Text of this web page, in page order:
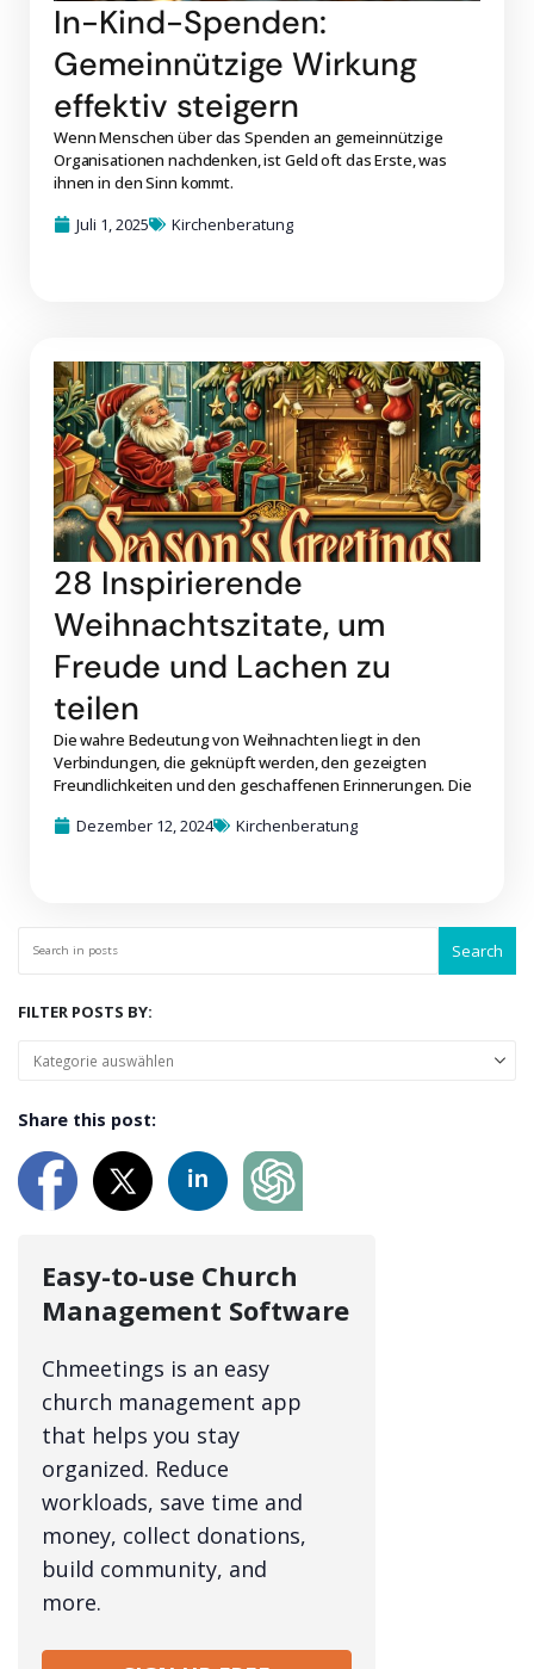
In-Kind-Spenden:
Gemeinnützige Wirkung
effektiv steigern
Wenn Menschen über das Spenden an gemeinnützige
Organisationen nachdenken, ist Geld oft das Erste, was
ihnen in den Sinn kommt.
Juli 1, 2025
Kirchenberatung
28 Inspirierende
Weihnachtszitate, um
Freude und Lachen zu
teilen
Die wahre Bedeutung von Weihnachten liegt in den
Verbindungen, die geknüpft werden, den gezeigten
Freundlichkeiten und den geschaffenen Erinnerungen. Die
Dezember 12, 2024
Kirchenberatung
Search
FILTER POSTS BY:
Share this post:
Easy-to-use Church
Management Software
Chmeetings is an easy
church management app
that helps you stay
organized. Reduce
workloads, save time and
money, collect donations,
build community, and
more.